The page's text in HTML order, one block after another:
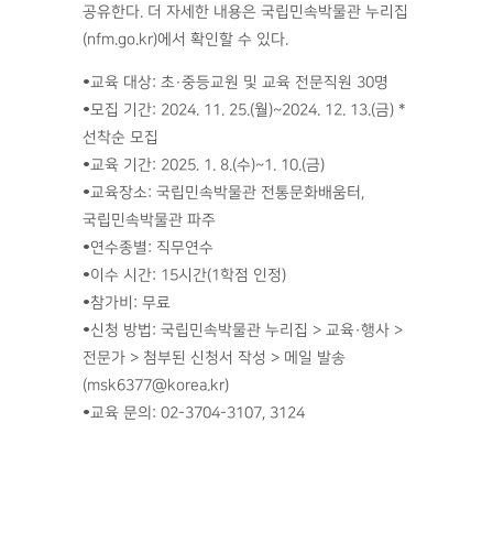
공유한다. 더 자세한 내용은 국립민속박물관 누리집
(nfm.go.kr)에서 확인할 수 있다.
•교육 대상: 초·중등교원 및 교육 전문직원 30명
•모집 기간: 2024. 11. 25.(월)~2024. 12. 13.(금) *
선착순 모집
•교육 기간: 2025. 1. 8.(수)~1. 10.(금)
•교육장소: 국립민속박물관 전통문화배움터,
국립민속박물관 파주
•연수종별: 직무연수
•이수 시간: 15시간(1학점 인정)
•참가비: 무료
•신청 방법: 국립민속박물관 누리집 > 교육·행사 >
전문가 > 첨부된 신청서 작성 > 메일 발송
(msk6377@korea.kr)
•교육 문의: 02-3704-3107, 3124